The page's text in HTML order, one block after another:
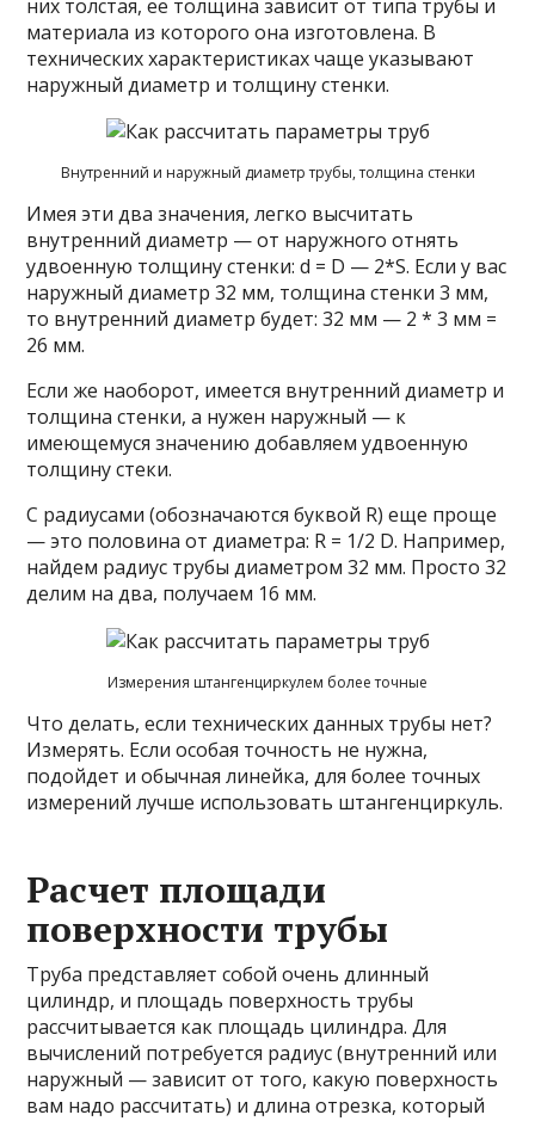
них толстая, ее толщина зависит от типа трубы и
материала из которого она изготовлена. В
технических характеристиках чаще указывают
наружный диаметр и толщину стенки.
Внутренний и наружный диаметр трубы, толщина стенки
Имея эти два значения, легко высчитать
внутренний диаметр — от наружного отнять
удвоенную толщину стенки: d = D — 2*S. Если у вас
наружный диаметр 32 мм, толщина стенки 3 мм,
то внутренний диаметр будет: 32 мм — 2 * 3 мм =
26 мм.
Если же наоборот, имеется внутренний диаметр и
толщина стенки, а нужен наружный — к
имеющемуся значению добавляем удвоенную
толщину стеки.
С радиусами (обозначаются буквой R) еще проще
— это половина от диаметра: R = 1/2 D. Например,
найдем радиус трубы диаметром 32 мм. Просто 32
делим на два, получаем 16 мм.
Измерения штангенциркулем более точные
Что делать, если технических данных трубы нет?
Измерять. Если особая точность не нужна,
подойдет и обычная линейка, для более точных
измерений лучше использовать штангенциркуль.
Расчет площади
поверхности трубы
Труба представляет собой очень длинный
цилиндр, и площадь поверхность трубы
рассчитывается как площадь цилиндра. Для
вычислений потребуется радиус (внутренний или
наружный — зависит от того, какую поверхность
вам надо рассчитать) и длина отрезка, который